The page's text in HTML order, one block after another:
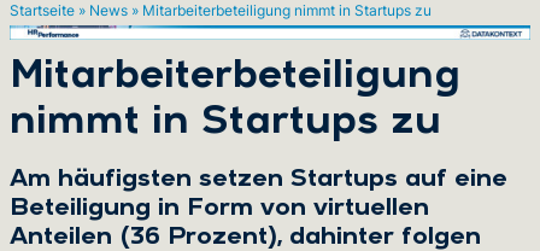
Startseite » News » Mitarbeiterbeteiligung nimmt in Startups zu
Mitarbeiterbeteiligung
nimmt in Startups zu
Am häufigsten setzen Startups auf eine
Beteiligung in Form von virtuellen
Anteilen (36 Prozent), dahinter folgen